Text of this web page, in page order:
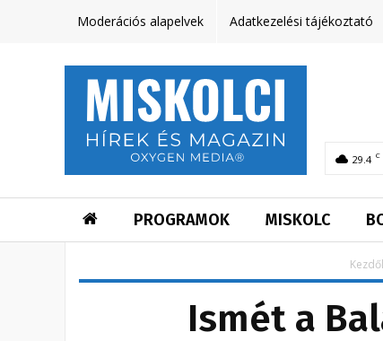
Moderációs alapelvek Adatkezelési tájékoztató
29.4 C
PROGRAMOK MISKOLC
Ismét a